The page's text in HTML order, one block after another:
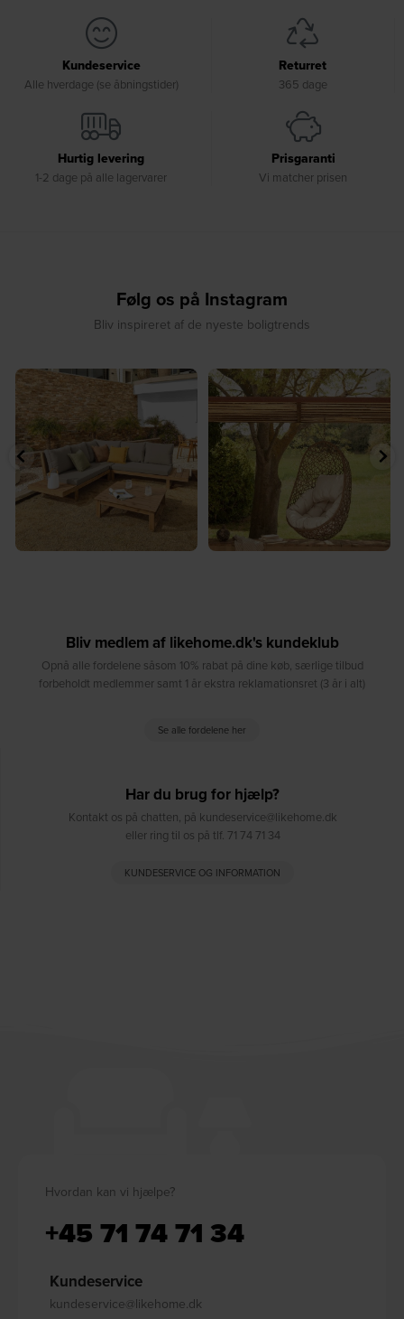
Kundeservice
Alle hverdage (se åbningstider)
Returret
365 dage
Hurtig levering
1-2 dage på alle lagervarer
Prisgaranti
Vi matcher prisen
Følg os på Instagram
Bliv inspireret af de nyeste boligtrends
☀️ Find dit yndlingssted denne
8 0
🤍 Rå materialer møder tidløst design⁠
...
9 0
Bliv medlem af likehome.dk's kundeklub
Opnå alle fordelene såsom 10% rabat på dine køb, særlige tilbud
forbeholdt medlemmer samt 1 år ekstra reklamationsret (3 år i alt)
Se alle fordelene her
Har du brug for hjælp?
Kontakt os på chatten, på kundeservice@likehome.dk
eller ring til os på tlf. 71 74 71 34
KUNDESERVICE OG INFORMATION
Hvordan kan vi hjælpe?
+45 71 74 71 34
Kundeservice
kundeservice@likehome.dk